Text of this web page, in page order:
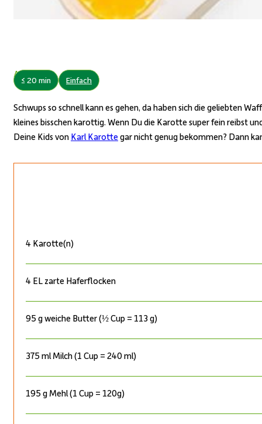
Autor:
≤ 20 min Einfach
Schwups so schnell kann es gehen, da haben sich die geliebten
kleines bisschen karottig. Wenn Du die Karotte super fein reibst
Deine Kids von Karl Karottegar nicht genug bekommen? Dann
4 Karotte(n)
4 EL zarte Haferflocken
95 g weiche Butter (½ Cup = 113 g)
375 ml Milch (1 Cup = 240 ml)
195 g Mehl (1 Cup = 120g)